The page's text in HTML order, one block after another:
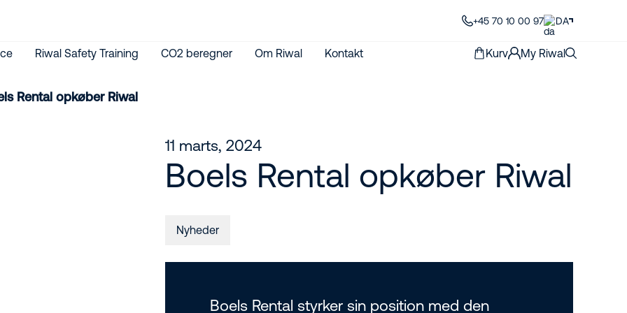
+45 70 10 00 97 DA
Riwal Safety Training CO2 beregner Om Riwal Kontakt Kurv My Riwal
Rental opkøber Riwal
11 marts, 2024
Boels Rental opkøber Riwal
Nyheder
Boels Rental styrker sin position med den